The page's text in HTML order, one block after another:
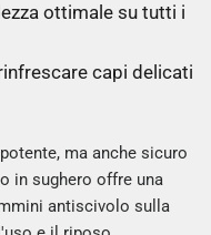
ottimale su tutti i
capi delicati
ma anche sicuro
in sughero offre una
antiscivolo sulla